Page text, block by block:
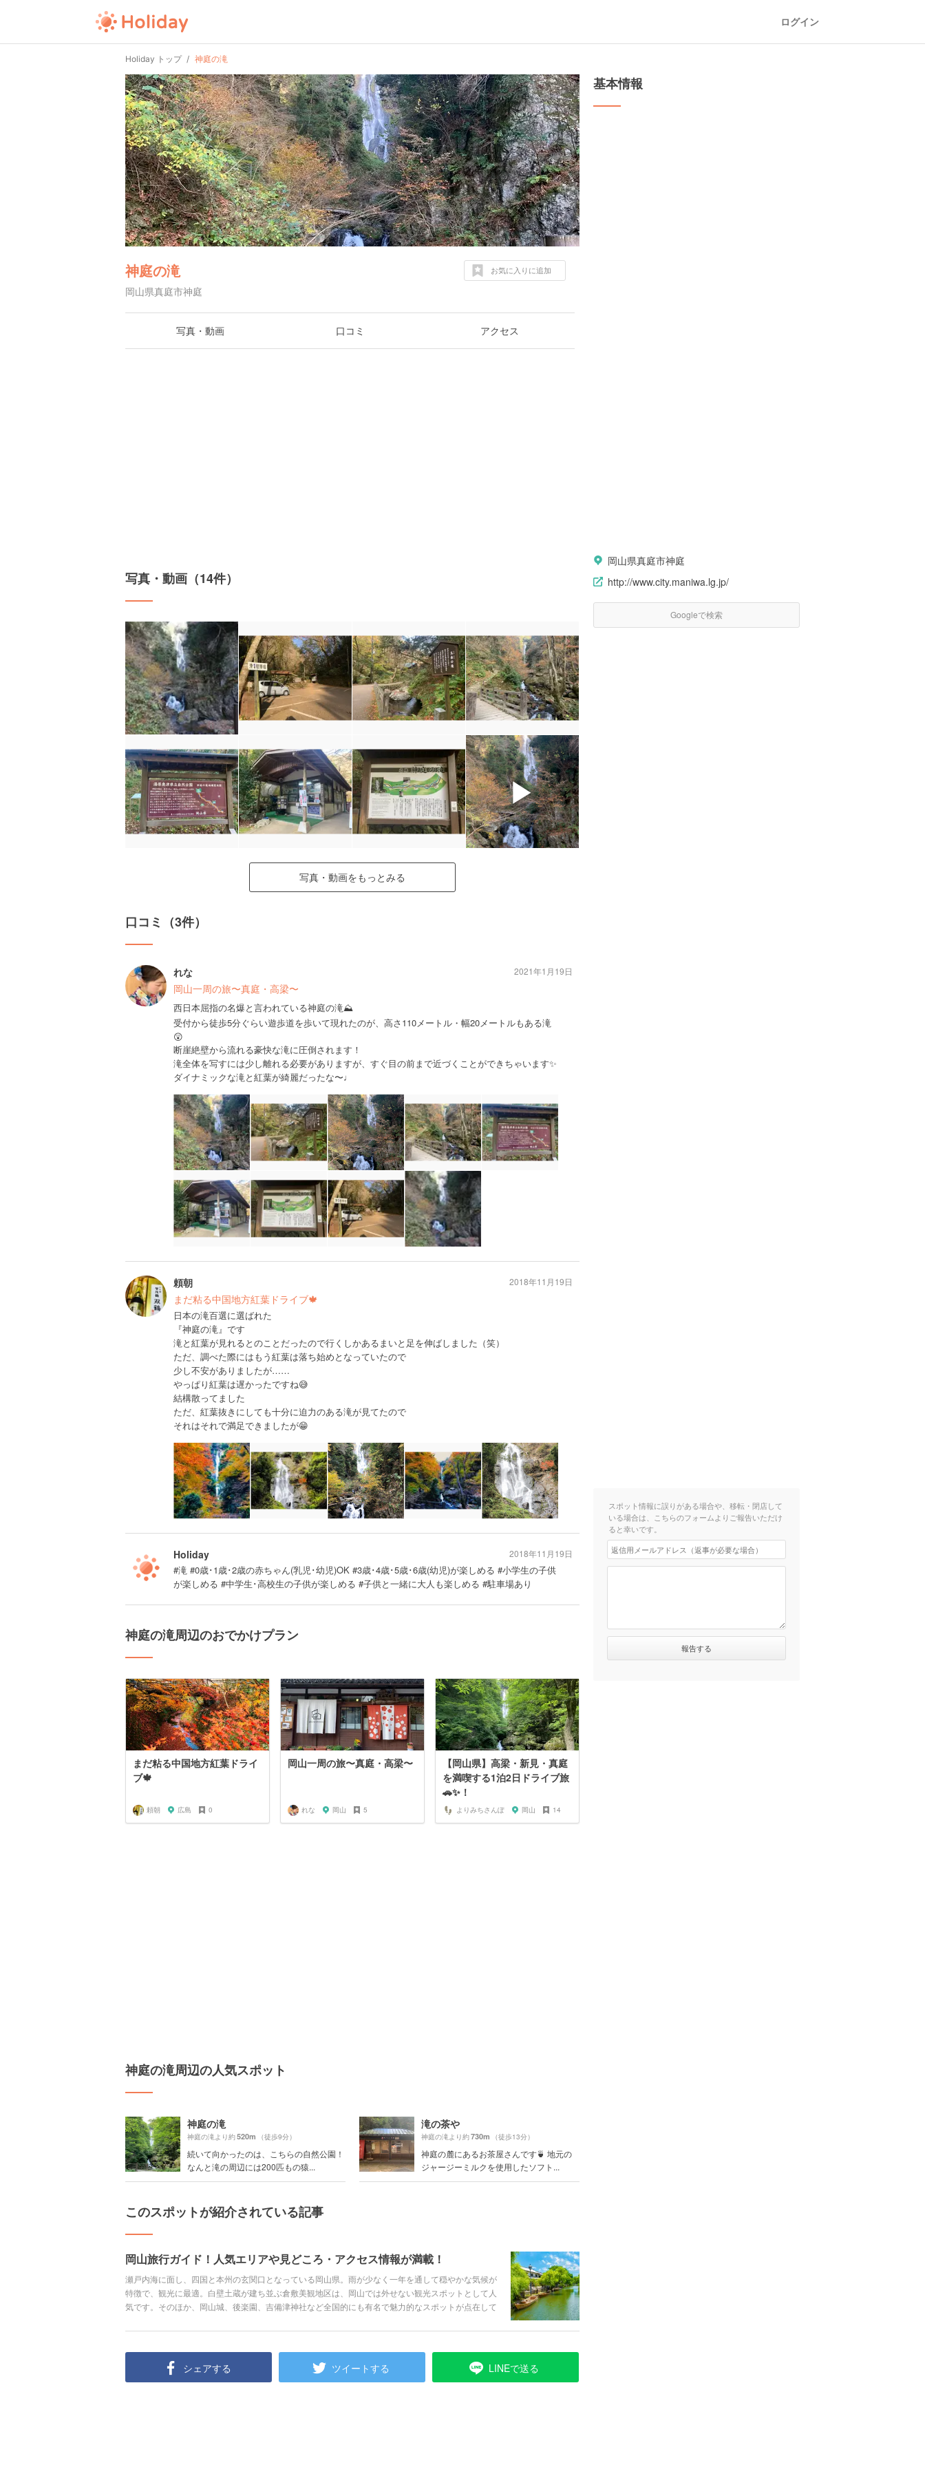
ログイン
Holiday トップ 神庭の滝
神庭の滝
岡山県真庭市神庭
お気に入りに追加
写真・動画 口コミ アクセス
写真・動画（14件）
▶
写真・動画をもっとみる
口コミ（3件）
れな
岡山一周の旅〜真庭・高梁〜
西日本屈指の名爆と言われている神庭の滝⛰
受付から徒歩5分ぐらい遊歩道を歩いて現れたのが、高さ110メートル・幅20メートルもある滝
😲
断崖絶壁から流れる豪快な滝に圧倒されます！
滝全体を写すには少し離れる必要がありますが、すぐ目の前まで近づくことができちゃいます✨
ダイナミックな滝と紅葉が綺麗だったな〜♩
2021年1月19日
頼朝
まだ粘る中国地方紅葉ドライブ🍁
日本の滝百選に選ばれた
『神庭の滝』です
滝と紅葉が見れるとのことだったので行くしかあるまいと足を伸ばしました（笑）
ただ、調べた際にはもう紅葉は落ち始めとなっていたので
少し不安がありましたが……
やっぱり紅葉は遅かったですね😅
結構散ってました
ただ、紅葉抜きにしても十分に迫力のある滝が見てたので
それはそれで満足できましたが😁
2018年11月19日
Holiday
#滝 #0歳･1歳･2歳の赤ちゃん(乳児･幼児)OK #3歳･4歳･5歳･6歳(幼児)が楽しめる #小学生の子供
が楽しめる #中学生･高校生の子供が楽しめる #子供と一緒に大人も楽しめる #駐車場あり
2018年11月19日
神庭の滝周辺のおでかけプラン
まだ粘る中国地方紅葉ドライ
ブ🍁
頼朝 広島 0
岡山一周の旅〜真庭・高梁〜
れな 岡山 5
【岡山県】高梁・新見・真庭
を満喫する1泊2日ドライブ旅
🚗✨！
よりみちさんぽ 岡山 14
神庭の滝周辺の人気スポット
神庭の滝
神庭の滝より約520m （徒歩9分）
続いて向かったのは、こちらの自然公園！
なんと滝の周辺には200匹もの猿...
滝の茶や
神庭の滝より約730m （徒歩13分）
神庭の麓にあるお茶屋さんです🍵 地元の
ジャージーミルクを使用したソフト...
このスポットが紹介されている記事
岡山旅行ガイド！人気エリアや見どころ・アクセス情報が満載！
瀬戸内海に面し、四国と本州の玄関口となっている岡山県。雨が少なく一年を通して穏やかな気候が
特徴で、観光に最適。白壁土蔵が建ち並ぶ倉敷美観地区は、岡山では外せない観光スポットとして人
気です。そのほか、岡山城、後楽園、吉備津神社など全国的にも有名で魅力的なスポットが点在して
くさん。魅力あふれる岡山県をご紹介します。
シェアする ツイートする LINEで送る
基本情報
岡山県真庭市神庭
http://www.city.maniwa.lg.jp/
Googleで検索
スポット情報に誤りがある場合や、移転・閉店して
いる場合は、こちらのフォームよりご報告いただけ
ると幸いです。